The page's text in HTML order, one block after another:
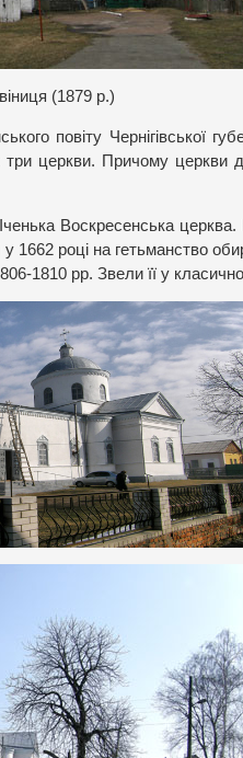
(1879 р.)
повіту Чернігівської
церкви. Причому церкви
Воскресенська церква.
у 1662 році на гетьманство
1810 рр. Звели її у